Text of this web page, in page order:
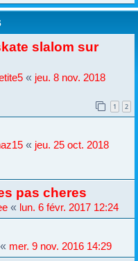
slalom sur
« jeu. 8 nov. 2018
1 2
« jeu. 25 oct. 2018
pas cheres
« lun. 6 févr. 2017 12:24
« mer. 9 nov. 2016 14:29